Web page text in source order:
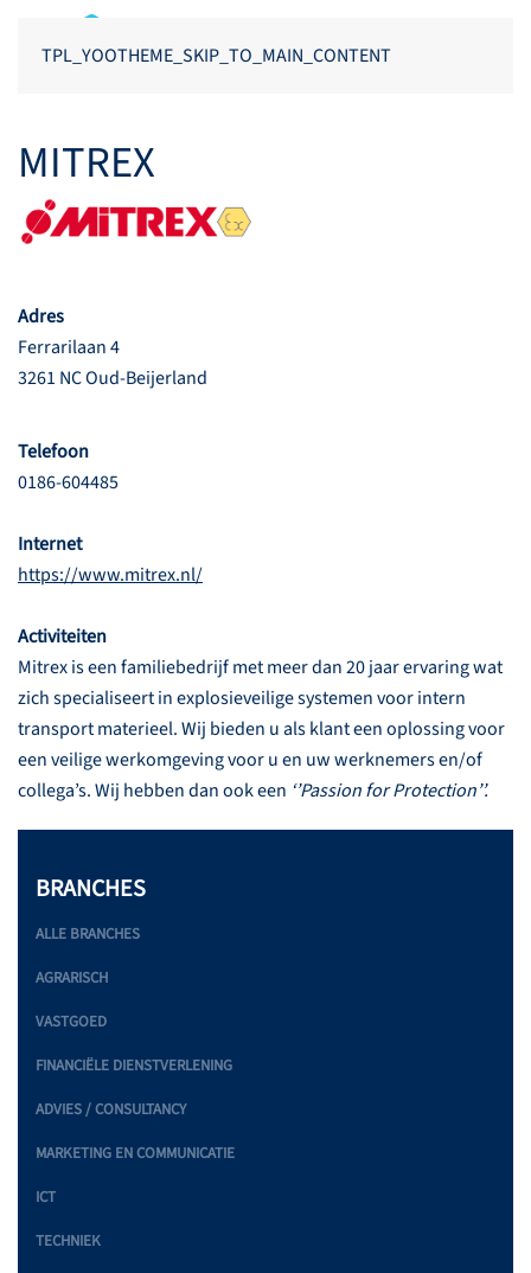
TPL_YOOTHEME_SKIP_TO_MAIN_CONTENT
MITREX
Adres
Ferrarilaan 4
3261 NC Oud-Beijerland
Telefoon
0186-604485
Internet
https://www.mitrex.nl/
Activiteiten
Mitrex is een familiebedrijf met meer dan 20 jaar ervaring wat
zich specialiseert in explosieveilige systemen voor intern
transport materieel. Wij bieden u als klant een oplossing voor
een veilige werkomgeving voor u en uw werknemers en/of
collega’s. Wij hebben dan ook een ‘’Passion for Protection’’.
BRANCHES
ALLE BRANCHES
AGRARISCH
VASTGOED
FINANCIËLE DIENSTVERLENING
ADVIES / CONSULTANCY
MARKETING EN COMMUNICATIE
ICT
TECHNIEK